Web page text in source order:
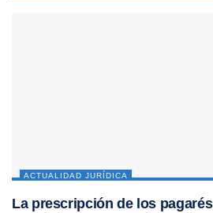
ACTUALIDAD JURÍDICA
La prescripción de los